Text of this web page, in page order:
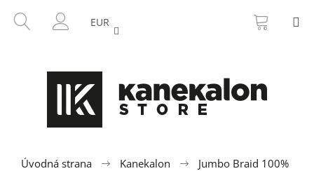
HĽADAŤ
PRIHLÁSENIE
EUR KOŠÍK
Úvodná strana Kanekalon
Jumbo Braid 100%
SPÄŤ
SPÄŤ